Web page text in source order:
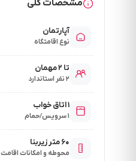
مشخصات کلی
آپارتمان
نوع اقامتگاه
تا ۲ مهمان
۲ نفر استاندارد
۱ اتاق خواب
۱ سرویس/حمام
۶۰ متر زیربنا
محوطه و امکانات اقامت